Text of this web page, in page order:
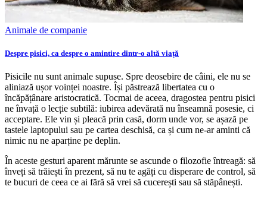
Animale de companie
Despre pisici, ca despre o amintire dintr-o altă viață
Pisicile nu sunt animale supuse. Spre deosebire de câini, ele nu se
aliniază ușor voinței noastre. Își păstrează libertatea cu o
încăpățânare aristocratică. Tocmai de aceea, dragostea pentru pisici
ne învață o lecție subtilă: iubirea adevărată nu înseamnă posesie, ci
acceptare. Ele vin și pleacă prin casă, dorm unde vor, se așază pe
tastele laptopului sau pe cartea deschisă, ca și cum ne-ar aminti că
nimic nu ne aparține pe deplin.
În aceste gesturi aparent mărunte se ascunde o filozofie întreagă: să
înveți să trăiești în prezent, să nu te agăți cu disperare de control, să
te bucuri de ceea ce ai fără să vrei să cucerești sau să stăpânești.